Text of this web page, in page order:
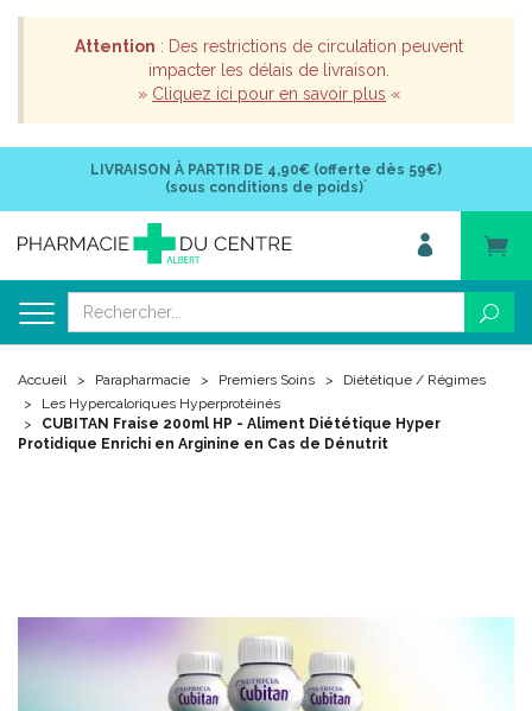
Attention : Des restrictions de circulation peuvent
impacter les délais de livraison.
» Cliquez ici pour en savoir plus «
LIVRAISON À PARTIR DE 4,90€ (offerte dès 59€)
(sous conditions de poids)*
Accueil Parapharmacie Premiers Soins
Diététique / Régimes
Les Hypercaloriques Hyperprotéinés
CUBITAN Fraise 200ml HP - Aliment Diététique Hyper
Protidique Enrichi en Arginine en Cas de Dénutrit